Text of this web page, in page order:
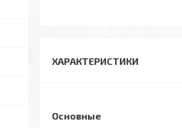
ХАРАКТЕРИСТИКИ
Основные